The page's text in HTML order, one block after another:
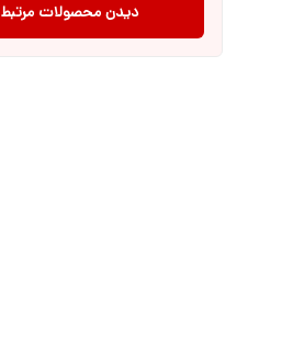
دیدن محصولات مرتبط